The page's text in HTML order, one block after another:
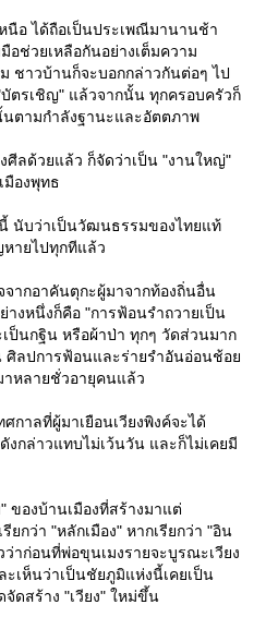
นือ ได้ถือเป็นประเพณีมานานช้า
ช่วยเหลือกันอย่างเต็มความ
ชาวบ้านก็จะบอกกล่าวกันต่อๆ ไป
ตรเชิญ" แล้วจากนั้น ทุกครอบครัวก็
ตามกำลังฐานะและอัตตภาพ
ลด้วยแล้ว ก็จัดว่าเป็น "งานใหญ่"
มืองพุทธ
นับว่าเป็นวัฒนธรรมของไทยแท้
ายไปทุกทีแล้ว
ากอาคันตุกะผู้มาจากท้องถิ่นอื่น
งหนึ่งก็คือ "การฟ้อนรำถวายเป็น
ป็นกฐิน หรือผ้าป่า ทุกๆ วัดส่วนมาก
ศิลปการฟ้อนและร่ายรำอันอ่อนช้อ
าหลายชั่วอายุคนแล้ว
กาลที่ผู้มาเยือนเวียงพิงค์จะได้
กล่าวแทบไม่เว้นวัน และก็ไม่เคยมี
ของบ้านเมืองที่สร้างมาแต่
กว่า "หลักเมือง" หากเรียกว่า "อิน
าก่อนที่พ่อขุนเมงรายจะบูรณะเวียง
เห็นว่าเป็นชัยภูมิแห่งนี้เคยเป็น
จัดสร้าง "เวียง" ใหม่ขึ้น